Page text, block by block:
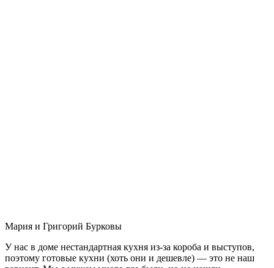
Мария и Григорий Бурковы
У нас в доме нестандартная кухня из-за короба и выступов,
поэтому готовые кухни (хоть они и дешевле) — это не наш